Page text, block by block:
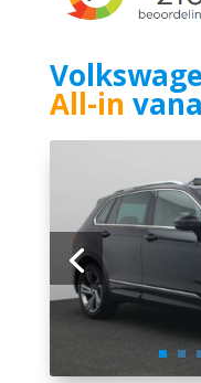
All-in